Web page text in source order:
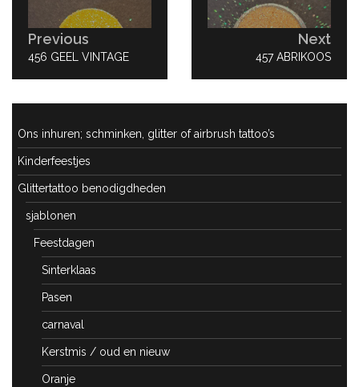
Previous
PREVIOUS
456 GEEL VINTAGE
Next
NEXT
457 ABRIKOOS
Ons inhuren; schminken, glitter of airbrush tattoo’s
Kinderfeestjes
Glittertattoo benodigdheden
sjablonen
Feestdagen
Sinterklaas
Pasen
carnaval
Kerstmis / oud en nieuw
Oranje